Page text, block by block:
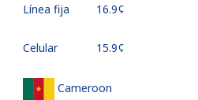
Línea fija ⁦16.9¢⁩
Celular ⁦15.9¢⁩
Cameroon